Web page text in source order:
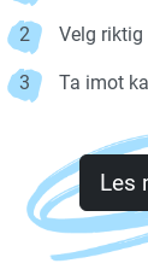
2 Velg riktig
3 Ta imot
Les